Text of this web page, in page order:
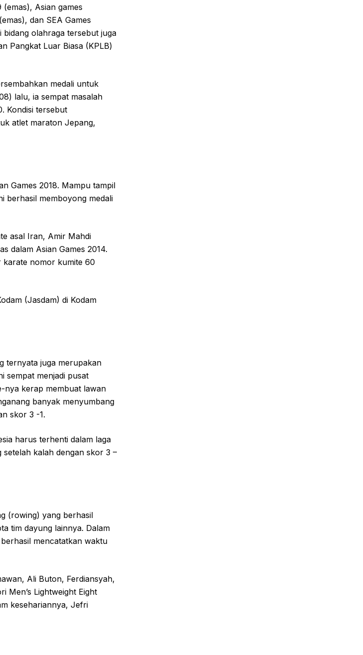
Asian games
dan SEA Games
bidang olahraga tersebut juga
Pangkat Luar Biasa (KPLB)
medali untuk
lalu, ia sempat masalah
Kondisi tersebut
atlet maraton Jepang,
Games 2018. Mampu tampil
berhasil memboyong medali
asal Iran, Amir Mahdi
dalam Asian Games 2014.
karate nomor kumite 60
(Jasdam) di Kodam
ternyata juga merupakan
sempat menjadi pusat
nya kerap membuat lawan
banyak menyumbang
skor 3 -1.
harus terhenti dalam laga
kalah dengan skor 3 –
(rowing) yang berhasil
tim dayung lainnya. Dalam
mencatatkan waktu
Ali Buton, Ferdiansyah,
Men’s Lightweight Eight
kesehariannya, Jefri